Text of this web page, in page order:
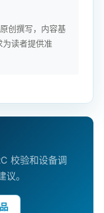
原创撰写，内容基
读者提供准
校验和设备调
。